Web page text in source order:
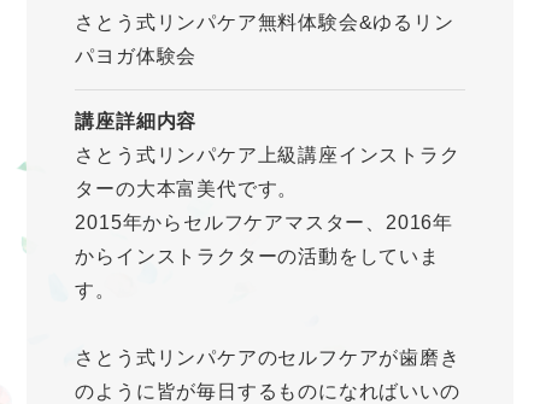
さとう式リンパケア無料体験会&ゆるリン
パヨガ体験会
講座詳細内容
さとう式リンパケア上級講座インストラク
ターの大本富美代です。
2015年からセルフケアマスター、2016年
からインストラクターの活動をしていま
す。
さとう式リンパケアのセルフケアが歯磨き
のように皆が毎日するものになればいいの